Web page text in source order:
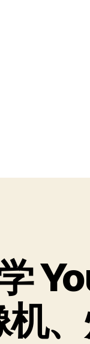
机